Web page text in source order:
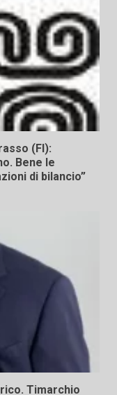
(FI):
Bene le
di bilancio”
Timarchio